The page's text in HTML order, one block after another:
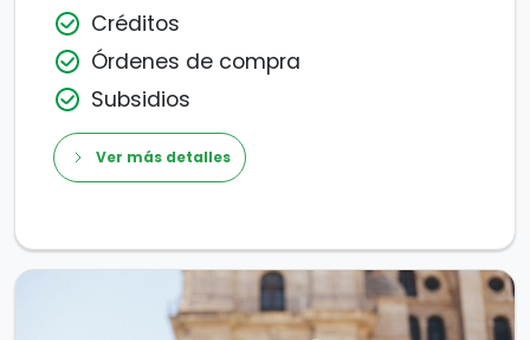
Créditos
Órdenes de compra
Subsidios
Ver más detalles